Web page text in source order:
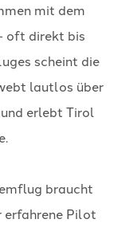
mit dem
oft direkt bis
scheint die
lautlos über
erlebt Tirol
braucht
erfahrene Pilot